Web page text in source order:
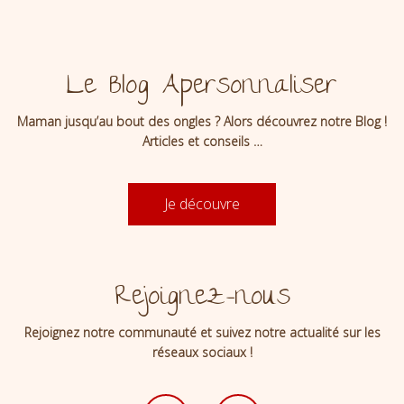
Le Blog Apersonnaliser
Maman jusqu’au bout des ongles ? Alors découvrez notre Blog !
Articles et conseils …
Je découvre
Rejoignez-nous
Rejoignez notre communauté et suivez notre actualité sur les
réseaux sociaux !